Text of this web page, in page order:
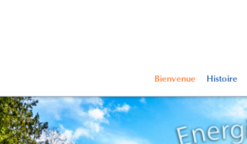
Bienvenue Histoire